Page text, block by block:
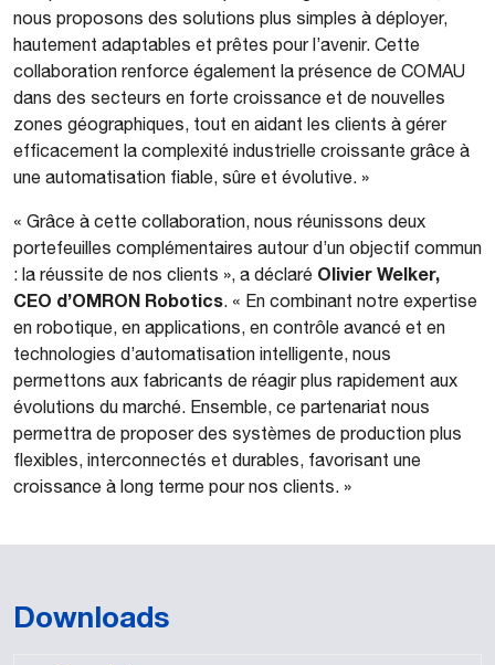
nous proposons des solutions plus simples à déployer,
hautement adaptables et prêtes pour l’avenir. Cette
collaboration renforce également la présence de COMAU
dans des secteurs en forte croissance et de nouvelles
zones géographiques, tout en aidant les clients à gérer
efficacement la complexité industrielle croissante grâce à
une automatisation fiable, sûre et évolutive. »
« Grâce à cette collaboration, nous réunissons deux
portefeuilles complémentaires autour d’un objectif commun
: la réussite de nos clients », a déclaré Olivier Welker,
CEO d’OMRON Robotics. « En combinant notre expertise
en robotique, en applications, en contrôle avancé et en
technologies d’automatisation intelligente, nous
permettons aux fabricants de réagir plus rapidement aux
évolutions du marché. Ensemble, ce partenariat nous
permettra de proposer des systèmes de production plus
flexibles, interconnectés et durables, favorisant une
croissance à long terme pour nos clients. »
Downloads